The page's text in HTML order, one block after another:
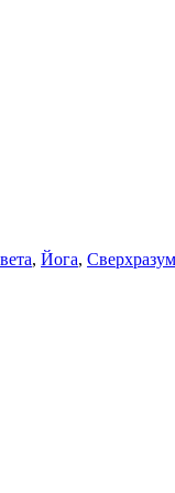
, Йога, Сверхразум